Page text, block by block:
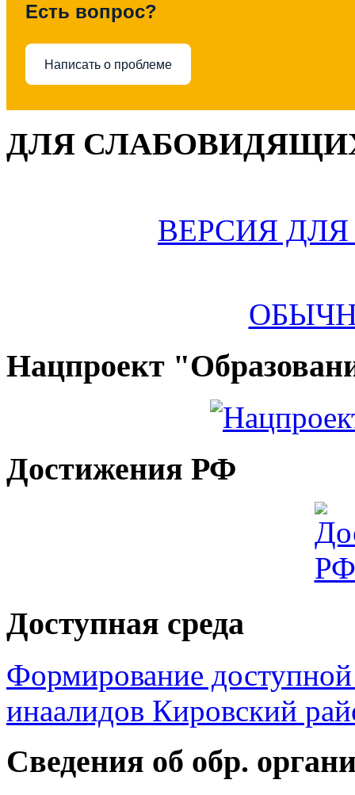
Есть вопрос?
Написать о проблеме
ДЛЯ
ВЕРСИЯ
Нацпроект
Достижения РФ
Доступная среда
Формирование доступной
инаалидов Кировский
Cведения об обр.